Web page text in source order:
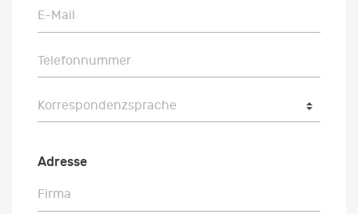
E-Mail
E-Mail
Telefonnummer
Telefonnummer
Korrespondenzsprache
Korrespondenzsprache
Adresse
Firma
Firma